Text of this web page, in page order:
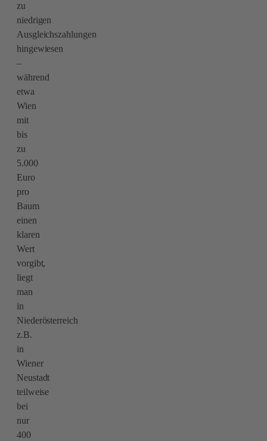
zu
niedrigen
Ausgleichszahlungen
hingewiesen
–
während
etwa
Wien
mit
bis
zu
5.000
Euro
pro
Baum
einen
klaren
Wert
vorgibt,
liegt
man
in
Niederösterreich
z.B.
in
Wiener
Neustadt
teilweise
bei
nur
400